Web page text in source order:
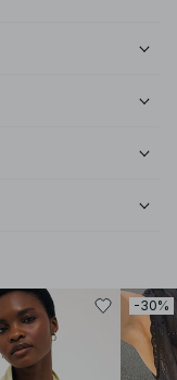
-30%